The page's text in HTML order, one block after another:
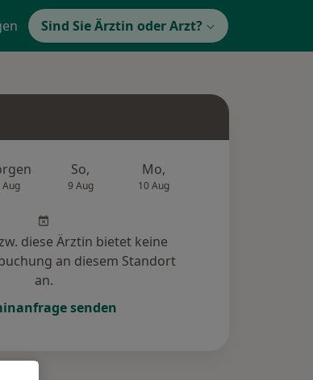
Sind Sie Ärztin oder Arzt?
Aug
So,
9 Aug
Mo,
10 Aug
diese Ärztin bietet keine
an diesem Standort
an.
senden